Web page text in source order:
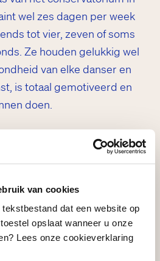
van cookies
dat een website op
opslaat wanneer u onze
Lees onze cookieverklaring
wel zes dagen per week
tot vier, zeven of soms
Ze houden gelukkig wel
van elke danser en
is totaal gemotiveerd en
doen.
veel over het leren
jou in een gezelschap het
naast het dansen dus ook
en filosofie van dans en
om te leren. Het is iets
mijn leven bij me zal dragen.